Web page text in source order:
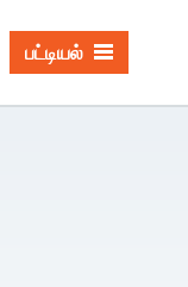
தேடல்
பட்டியல்